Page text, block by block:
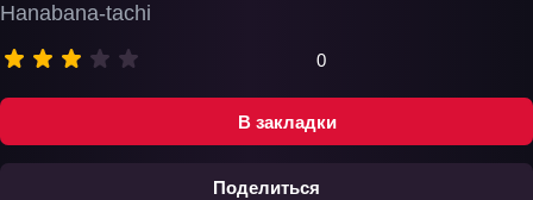
В закладки
Поделиться
Hanabana-tachi
0